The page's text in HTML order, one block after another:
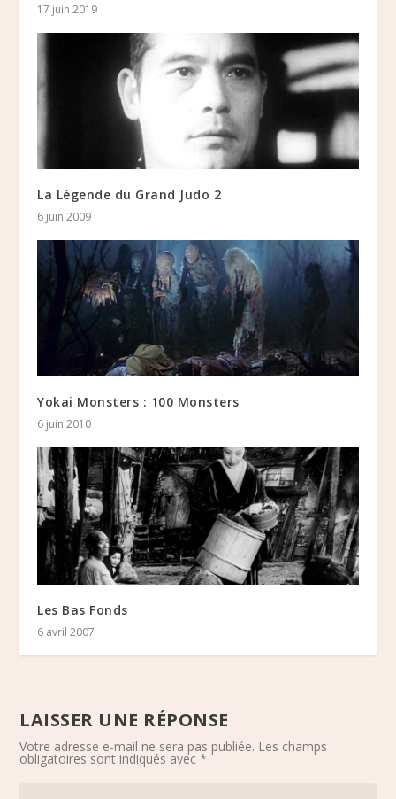
17 juin 2019
La Légende du Grand Judo 2
6 juin 2009
Yokai Monsters : 100 Monsters
6 juin 2010
Les Bas Fonds
6 avril 2007
LAISSER UNE RÉPONSE
Votre adresse e-mail ne sera pas publiée. Les champs
obligatoires sont indiqués avec*